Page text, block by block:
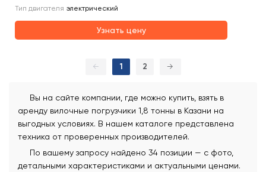
Тип двигателя электрический
Узнать цену
← 1 2 →
Вы на сайте компании, где можно купить, взять в
аренду вилочные погрузчики 1,8 тонны в Казани на
выгодных условиях. В нашем каталоге представлена
техника от проверенных производителей.
По вашему запросу найдено 34 позиции — с фото,
детальными характеристиками и актуальными ценами.